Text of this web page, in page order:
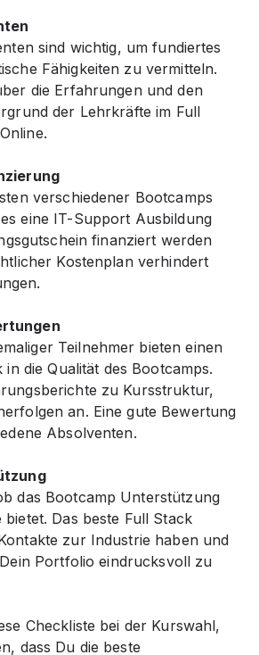
sind wichtig, um fundiertes
Fähigkeiten zu vermitteln.
die Erfahrungen und den
der Lehrkräfte im Full
verschiedener Bootcamps
eine IT-Support Ausbildung
finanziert werden
Kostenplan verhindert
Teilnehmer bieten einen
die Qualität des Bootcamps.
zu Kursstruktur,
an. Eine gute Bewertung
Absolventen.
das Bootcamp Unterstützung
Das beste Full Stack
zur Industrie haben und
Portfolio eindrucksvoll zu
Checkliste bei der Kurswahl,
dass Du die beste